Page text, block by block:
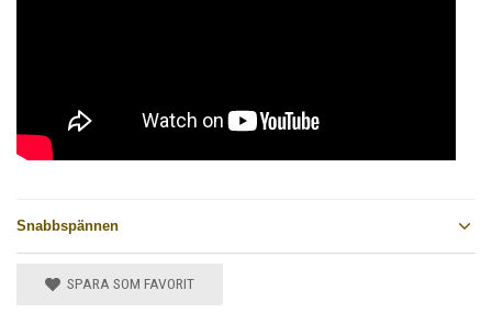
Snabbspännen
SPARA SOM FAVORIT